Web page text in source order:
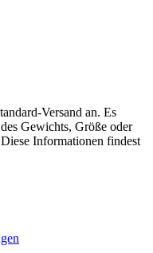
Versand an. Es
Gewichts, Größe oder
Informationen findest